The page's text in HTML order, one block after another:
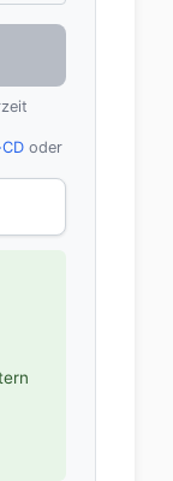
oder